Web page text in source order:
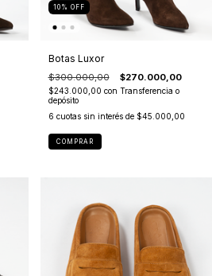
10 % OFF
Botas Luxor
$300.000,00 $270.000,00
$243.000,00 con Transferencia o
depósito
6 cuotas sin interés de $45.000,00
COMPRAR